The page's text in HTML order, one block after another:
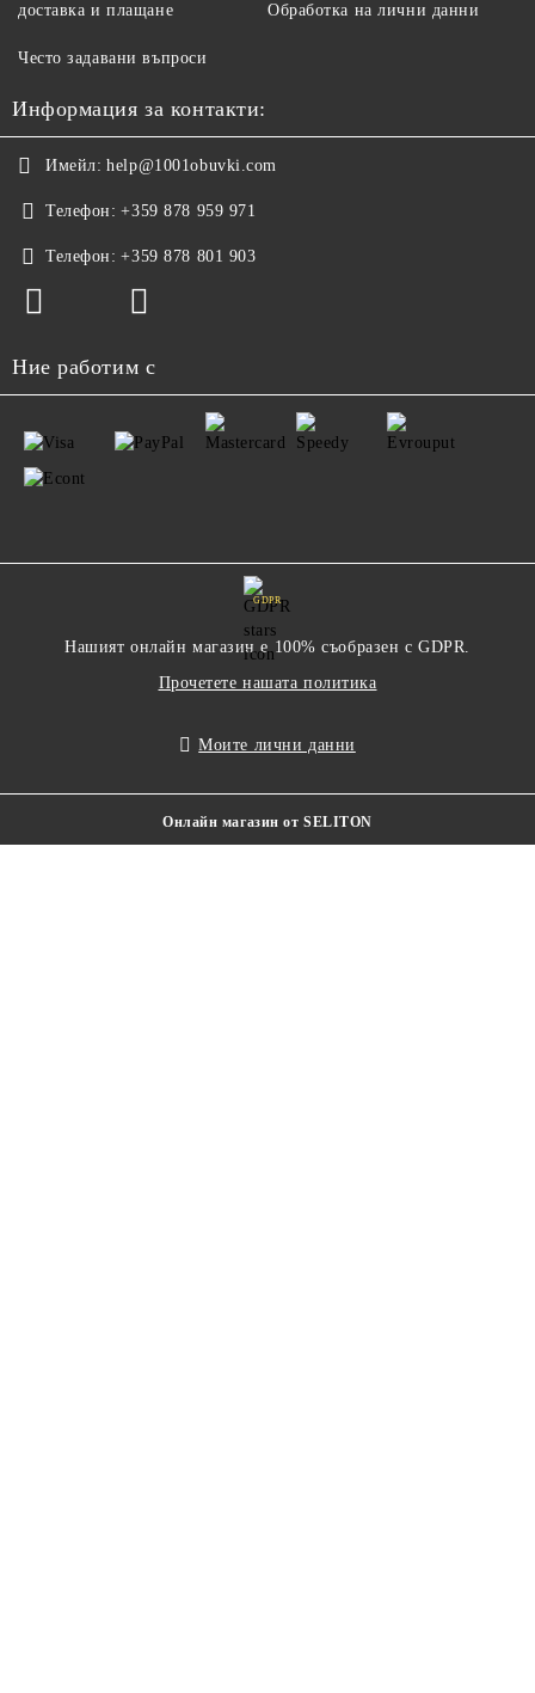
доставка и плащане Обработка на лични данни
Често задавани въпроси
Информация за контакти:
Имейл: help@1001obuvki.com
Телефон: +359 878 959 971
Телефон: +359 878 801 903
Ние работим с
GDPR
Нашият онлайн магазин е 100% съобразен с GDPR.
Прочетете нашата политика
Моите лични данни
Онлайн магазин от SELITON